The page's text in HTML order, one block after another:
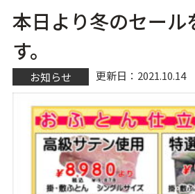
本日より冬のセール
す。
お知らせ 更新日：2021.10.14